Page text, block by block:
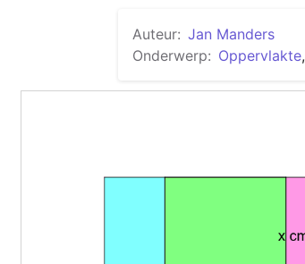
Auteur: Jan Manders
Onderwerp: Oppervlakte,